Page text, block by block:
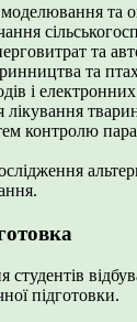
та
та
та
і
лікування
контролю
підготовки.